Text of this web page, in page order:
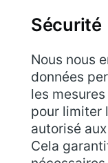
Sécurité
Nous nous
données
les
pour limiter
autorisé
Cela